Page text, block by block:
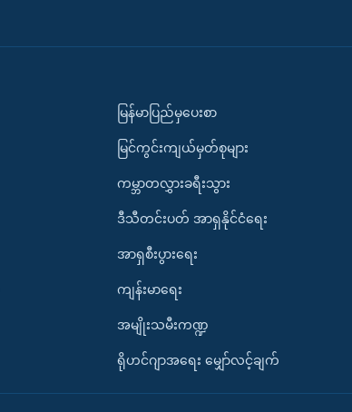
မြန်မာပြည်မှပေးစာ
မြင်ကွင်းကျယ်မှတ်စုများ
ကမ္ဘာတလွှားခရီးသွား
ဒီသီတင်းပတ် အာရှနိုင်ငံရေး
အာရှစီးပွားရေး
ကျန်းမာရေး
အမျိုးသမီးကဏ္ဍ
ရိုဟင်ဂျာအရေး မျှော်လင့်ချက်